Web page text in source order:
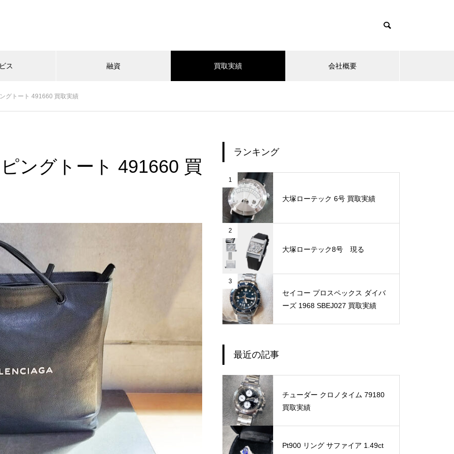
ス 融資 買取実績 会社概要
グトート 491660 買取実績
ングトート 491660 買
ランキング
1
大塚ローテック 6号 買取実績
2
大塚ローテック8号 現る
3
セイコー プロスペックス ダイバ
ーズ 1968 SBEJ027 買取実績
最近の記事
チューダー クロノタイム 79180
買取実績
Pt900 リング サファイア 1.49ct